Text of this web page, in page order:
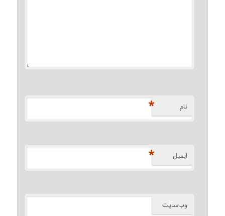
نام *
ایمیل *
وب‌سایت